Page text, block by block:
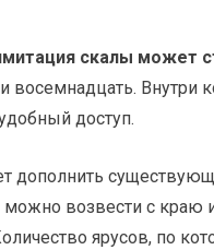
скалы может
восемнадцать. Внутри
доступ.
дополнить
возвести с краю
ярусов, по